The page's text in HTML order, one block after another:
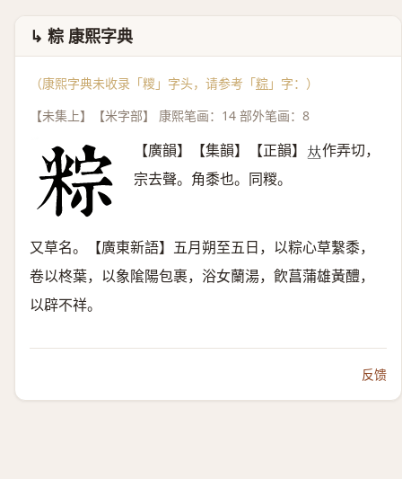
↳ 粽 康熙字典
（康熙字典未收录「糭」字头，请参考「粽 」字：）
【未集上】【米字部】 康熙笔画：14 部外笔画：8
【廣韻】【集韻】【正韻】 𠀤作弄切，
宗去聲。角黍也。同糉。
又草名。【廣東新語】五月朔至五日，以粽心草繫黍，
卷以柊葉，以象隂陽包裹，浴女蘭湯，飮菖蒲雄黃醴，
以辟不祥。
反馈